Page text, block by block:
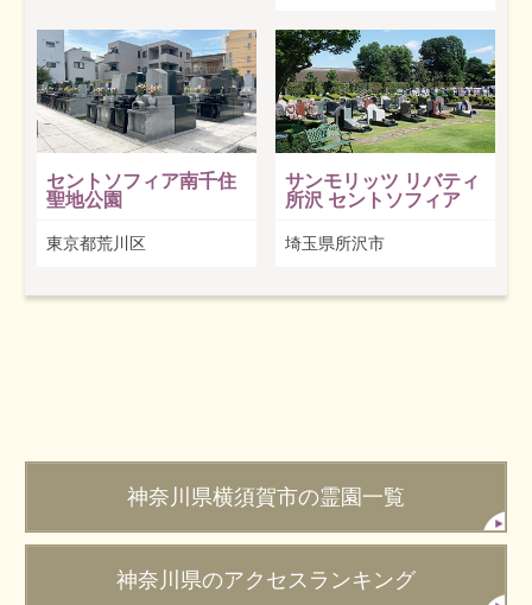
セントソフィア南千住
聖地公園
東京都荒川区
サンモリッツ リバティ
所沢 セントソフィア
埼玉県所沢市
神奈川県横須賀市の霊園一覧
神奈川県のアクセスランキング